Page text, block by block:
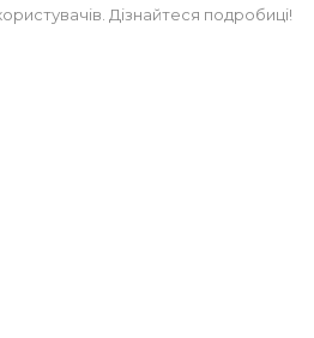
Дізнайтеся подробиці!